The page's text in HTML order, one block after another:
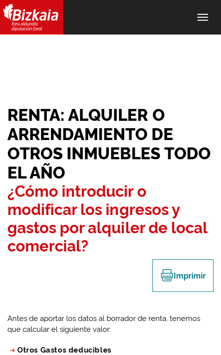
RENTA: ALQUILER O
ARRENDAMIENTO DE
OTROS INMUEBLES TODO
EL AÑO
¿Cómo introducir o
modificar los ingresos y
gastos por alquiler de local
comercial?
Imprimir
Antes de aportar los datos al borrador de renta, tenemos
que calcular el siguiente valor:
Otros Gastos deducibles